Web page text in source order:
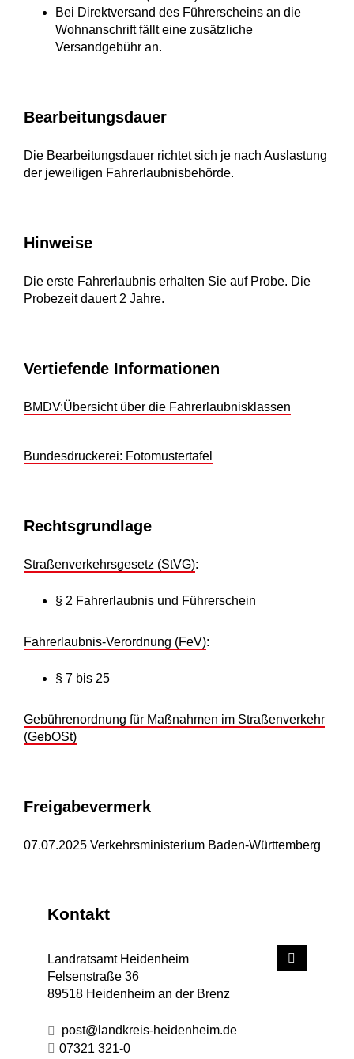
Bei Direktversand des Führerscheins an die
Wohnanschrift fällt eine zusätzliche
Versandgebühr an.
Bearbeitungsdauer
Die Bearbeitungsdauer richtet sich je nach Auslastung
der jeweiligen Fahrerlaubnisbehörde.
Hinweise
Die erste Fahrerlaubnis erhalten Sie auf Probe. Die
Probezeit dauert 2 Jahre.
Vertiefende Informationen
BMDV:Übersicht über die Fahrerlaubnisklassen
Bundesdruckerei: Fotomustertafel
Rechtsgrundlage
Straßenverkehrsgesetz (StVG):
§ 2 Fahrerlaubnis und Führerschein
Fahrerlaubnis-Verordnung (FeV):
§ 7 bis 25
Gebührenordnung für Maßnahmen im Straßenverkehr
(GebOSt)
Freigabevermerk
07.07.2025 Verkehrsministerium Baden-Württemberg
Kontakt
Landratsamt Heidenheim
Felsenstraße 36
89518 Heidenheim an der Brenz
post@landkreis-heidenheim.de
07321 321-0